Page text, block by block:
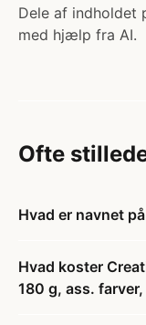
Dele af indholdet
med hjælp fra AI.
Ofte
Hvad er navnet
Hvad koster
180 g, ass.